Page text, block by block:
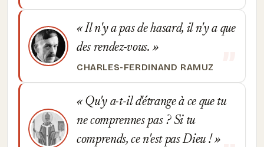
Il n'y a pas de hasard, il n'y a que
des rendez-vous.
CHARLES-FERDINAND RAMUZ
Qu'y a-t-il d'étrange à ce que tu
ne comprennes pas ? Si tu
comprends, ce n'est pas Dieu !